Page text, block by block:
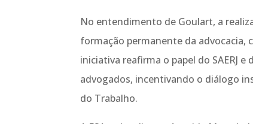
No entendimento de Goulart, a
formação permanente da advocacia,
iniciativa reafirma o papel do SAERJ
advogados, incentivando o diálogo
do Trabalho.